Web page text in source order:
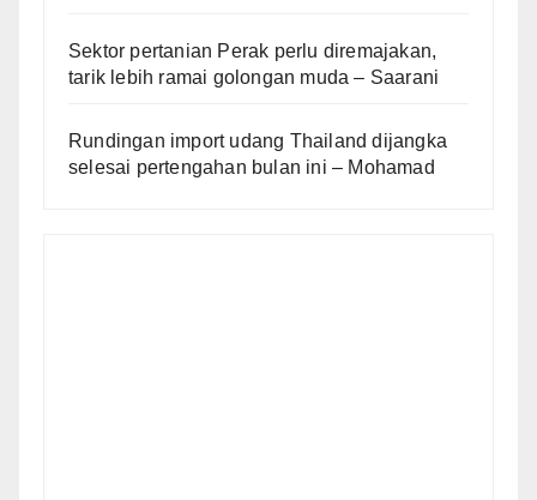
Sektor pertanian Perak perlu diremajakan,
tarik lebih ramai golongan muda – Saarani
Rundingan import udang Thailand dijangka
selesai pertengahan bulan ini – Mohamad